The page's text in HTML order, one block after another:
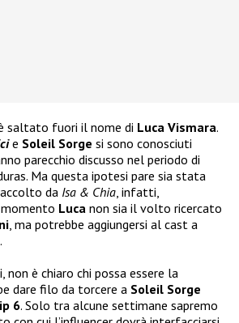
saltato fuori il nome di Luca Vismara.
e Soleil Sorge si sono conosciuti
parecchio discusso nel periodo di
Ma questa ipotesi pare sia stata
da Isa & Chia, infatti,
Luca non sia il volto ricercato
, ma potrebbe aggiungersi al cast a
non è chiaro chi possa essere la
dare filo da torcere a Soleil Sorge
6. Solo tra alcune settimane sapremo